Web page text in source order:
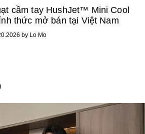
cầm tay HushJet™ Mini Cool
thức mở bán tại Việt Nam
by Lo Mo